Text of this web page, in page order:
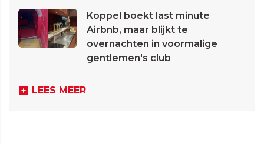
Koppel boekt last minute
Airbnb, maar blijkt te
overnachten in voormalige
gentlemen's club
LEES MEER